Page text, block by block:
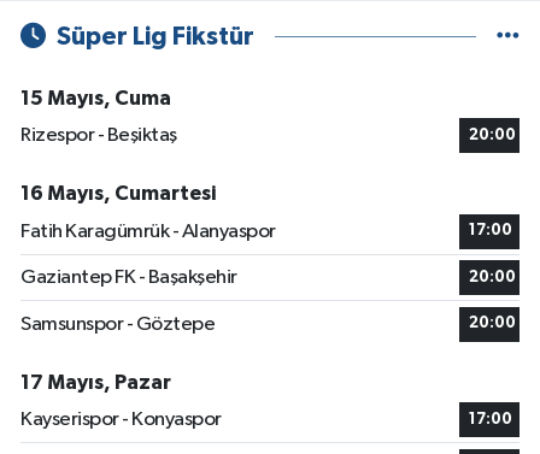
Süper Lig Fikstür
15 Mayıs, Cuma
Rizespor - Beşiktaş
20:00
16 Mayıs, Cumartesi
Fatih Karagümrük - Alanyaspor
17:00
Gaziantep FK - Başakşehir 20:00
Samsunspor - Göztepe 20:00
17 Mayıs, Pazar
Kayserispor - Konyaspor
17:00